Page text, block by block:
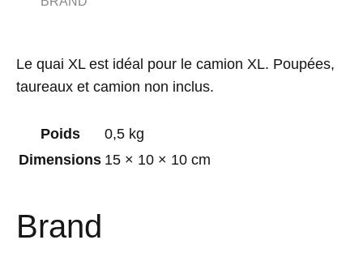
Le quai XL est idéal pour le camion XL. Poupées,
taureaux et camion non inclus.
Poids
0,5 kg
Dimensions 15 × 10 × 10 cm
Brand